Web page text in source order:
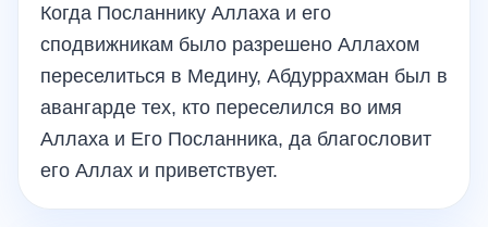
Когда Посланнику Аллаха и его
сподвижникам было разрешено Аллахом
переселиться в Медину, Абдуррахман был в
авангарде тех, кто переселился во имя
Аллаха и Его Посланника, да благословит
его Аллах и приветствует.